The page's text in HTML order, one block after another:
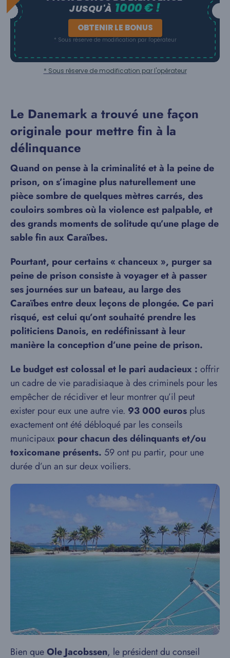
JUSQU'À 1000 € !
OBTENIR LE BONUS
* Sous réserve de modification par l'opérateur
* Sous réserve de modification par l'opérateur
Le Danemark a trouvé une façon
originale pour mettre fin à la
délinquance
Quand on pense à la criminalité et à la peine de
prison, on s’imagine plus naturellement une
pièce sombre de quelques mètres carrés, des
couloirs sombres où la violence est palpable, et
des grands moments de solitude qu’une plage de
sable fin aux Caraïbes.
Pourtant, pour certains « chanceux », purger sa
peine de prison consiste à voyager et à passer
ses journées sur un bateau, au large des
Caraïbes entre deux leçons de plongée. Ce pari
risqué, est celui qu’ont souhaité prendre les
politiciens Danois, en redéfinissant à leur
manière la conception d’une peine de prison.
Le budget est colossal et le pari audacieux : offrir
un cadre de vie paradisiaque à des criminels pour les
empêcher de récidiver et leur montrer qu’il peut
exister pour eux une autre vie. 93 000 euros plus
exactement ont été débloqué par les conseils
municipaux pour chacun des délinquants et/ou
toxicomane présents. 59 ont pu partir, pour une
durée d’un an sur deux voiliers.
Bien queOle Jacobssen, le président du conseil